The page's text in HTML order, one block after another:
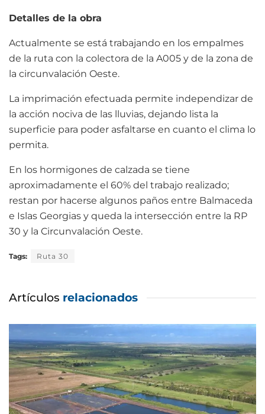
Detalles de la obra
Actualmente se está trabajando en los empalmes
de la ruta con la colectora de la A005 y de la zona de
la circunvalación Oeste.
La imprimación efectuada permite independizar de
la acción nociva de las lluvias, dejando lista la
superficie para poder asfaltarse en cuanto el clima lo
permita.
En los hormigones de calzada se tiene
aproximadamente el 60% del trabajo realizado;
restan por hacerse algunos paños entre Balmaceda
e Islas Georgias y queda la intersección entre la RP
30 y la Circunvalación Oeste.
Tags: Ruta 30
Artículos relacionados